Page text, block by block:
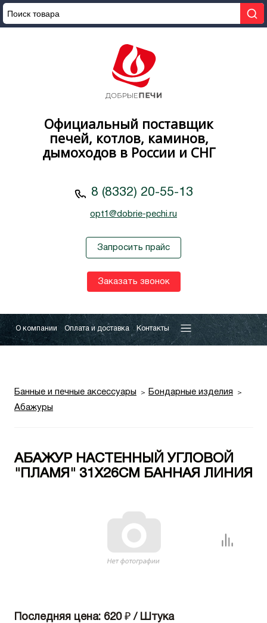
Официальный поставщик
печей, котлов, каминов,
дымоходов в России и СНГ
8 (8332) 20-55-13
opt1@dobrie-pechi.ru
Запросить прайс
Заказать звонок
О компании Оплата и доставка Контакты
Банные и печные аксессуары
Бондарные изделия
Абажуры
АБАЖУР НАСТЕННЫЙ УГЛОВОЙ
"ПЛАМЯ" 31Х26СМ БАННАЯ ЛИНИЯ
Последняя цена: 620 ₽ / Штука